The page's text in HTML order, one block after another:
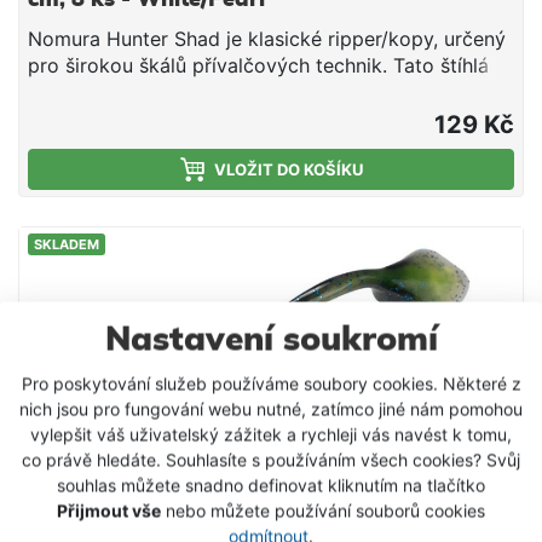
Nastavení soukromí
Pro poskytování služeb používáme soubory cookies. Některé z
nich jsou pro fungování webu nutné, zatímco jiné nám pomohou
vylepšit váš uživatelský zážitek a rychleji vás navést k tomu,
co právě hledáte. Souhlasíte s používáním všech cookies? Svůj
souhlas můžete snadno definovat kliknutím na tlačítko
Přijmout vše nebo můžete používání souborů cookies
odmítnout.
Nomura Hunter Shad je klasické ripper/kopy, určený
pro širokou škálů přívalčových technik. Tato štíhlá
tenkého ocásku je extrémně pohyblivá a vydává
agresivní vibrace i při velmi pomalém tažení. Díky a
měkkému ale zároveň tuhému a odolnému materiálu
ustojí i velký počet záberů bez nutnosti výměny za
pohyblivost a dokonalou prezentaci. Je ideální pro
lov s klasickou jigovou hlavou u dna ale i drop
shotem, ale stejně účinný může být i na moderních
metodách jako je Texas nebo Carolina rig nebo
offsetový háček s čeburaškou. Délka: 12,5 cm počet
kusů: 8
129 Kč
VLOŽIT DO KOŠÍKU
SKLADEM